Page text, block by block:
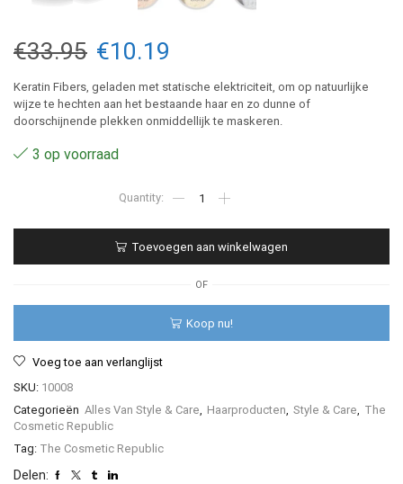
€33.95 Oorspronkelijke
prijs
was:
€33.95.
€10.19
prijs
is:
Keratin Fibers, geladen met statische elektriciteit, om op natuurlijke
wijze te hechten aan het bestaande haar en zo dunne of
doorschijnende plekken onmiddellijk te maskeren.
3 op voorraad
12,5gr
aantal
Toevoegen aan winkelwagen
OF
Koop nu!
Voeg toe aan verlanglijst
SKU: 10008
Categorieën Alles Van Style & Care, Haarproducten, Style & Care, The
Cosmetic Republic
Tag: The Cosmetic Republic
Delen: